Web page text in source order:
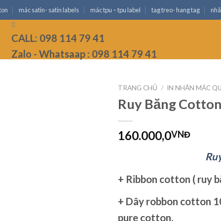
mác satin- satin labels mác tpu – tpu label tag treo- hang tag
CALL: 098 114 79 41
Zalo - Whatsaap : 098 114 79 41
TRANG CHỦ / IN NHÃN MÁC
Ruy Băng Cotton
160.000,0VNĐ
+ Ribbon cotton ( ruy
+ Dây robbon cotton
pure cotton.